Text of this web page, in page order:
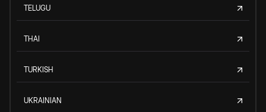
TELUGU
THAI
TURKISH
UKRAINIAN